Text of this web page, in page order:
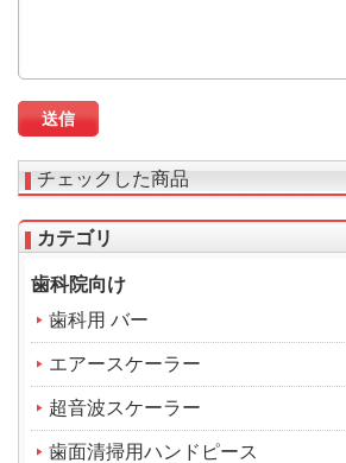
チェックした商品
カテゴリ
歯科院向け
歯科用 バー
エアースケーラー
超音波スケーラー
歯面清掃用ハンドピース